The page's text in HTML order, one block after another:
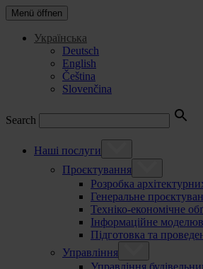
Menü öffnen
Українська
Deutsch
English
Čeština
Slovenčina
Search
Наші послуги
Проєктування
Розробка
Генеральне
Техніко-економічне
Інформаційне
Підготовка та
Управління
Управління